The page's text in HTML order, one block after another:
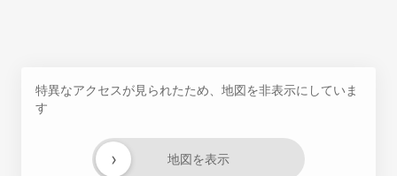
特異なアクセスが見られたため、地図を非表示にしていま
す
地図を表示
›